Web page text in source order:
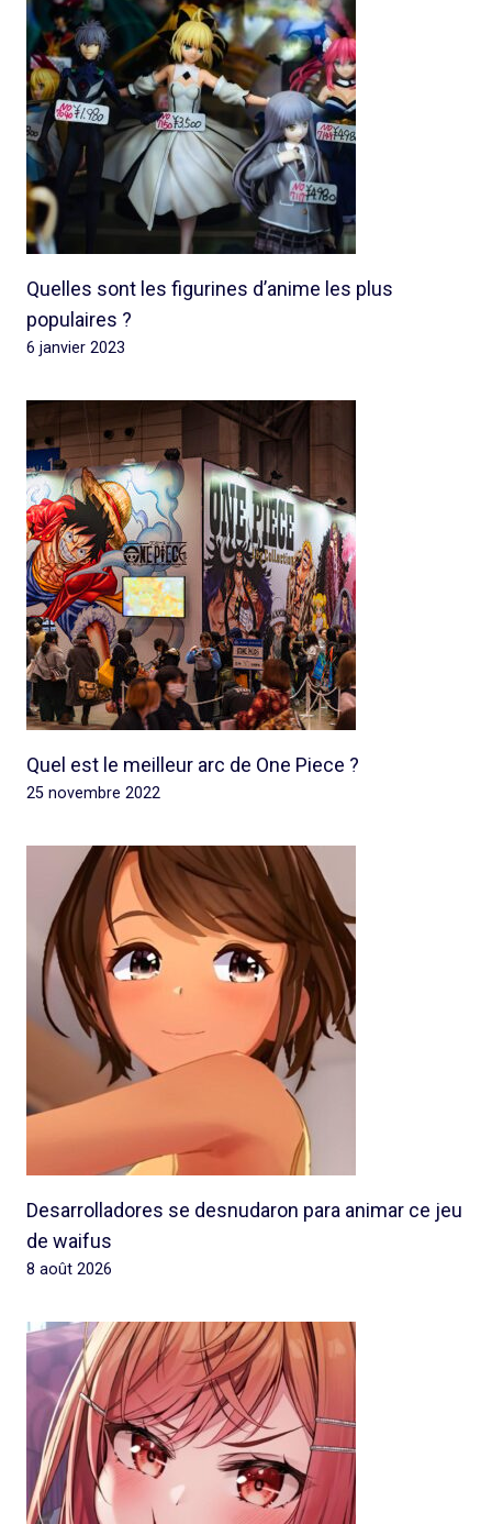
Quelles sont les figurines d’anime les plus
populaires ?
6 janvier 2023
Quel est le meilleur arc de One Piece ?
25 novembre 2022
Desarrolladores se desnudaron para animar ce jeu
de waifus
8 août 2026